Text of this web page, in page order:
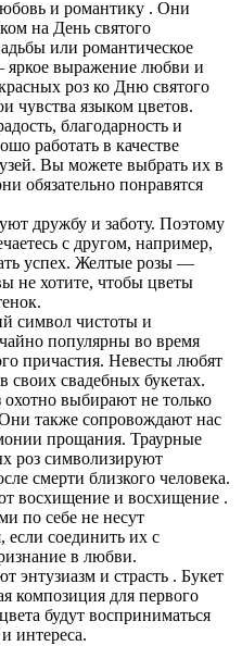
и романтику . Они
на День святого
или романтическое
яркое выражение любви и
роз ко Дню святого
чувства языком цветов.
благодарность и
работать в качестве
Вы можете выбрать их в
обязательно понравятся
дружбу и заботу. Поэтому
с другом, например,
успех. Желтые розы —
не хотите, чтобы цветы
символ чистоты и
популярны во время
причастия. Невесты любят
своих свадебных букетах.
выбирают не только
также сопровождают нас
прощания. Траурные
роз символизируют
смерти близкого человека.
восхищение и восхищение .
по себе не несут
если соединить их с
в любви.
и страсть . Букет
композиция для первого
будут восприниматься
интереса.